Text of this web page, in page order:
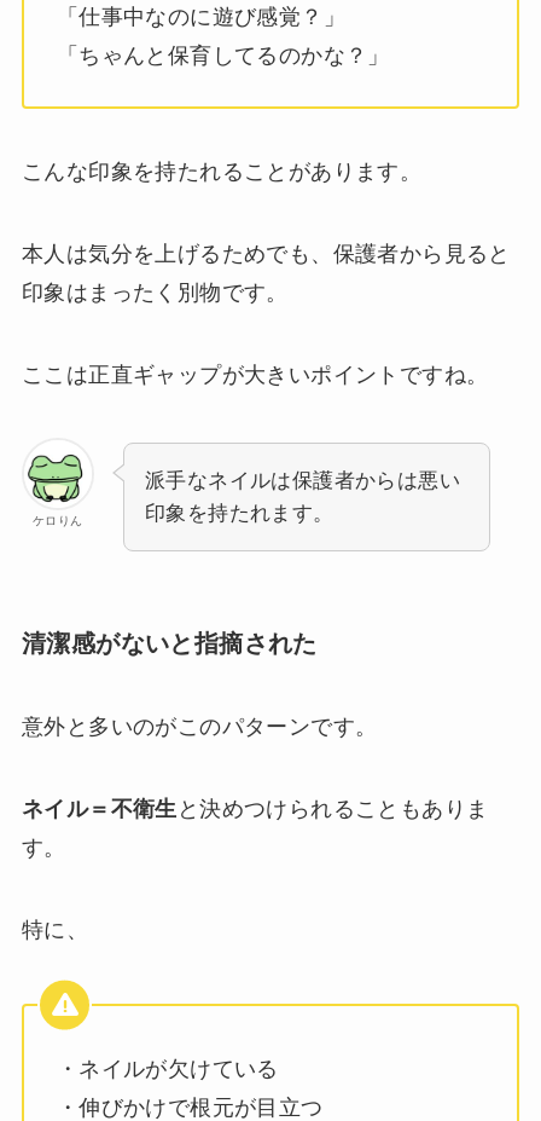
「仕事中なのに遊び感覚？」
「ちゃんと保育してるのかな？」
こんな印象を持たれることがあります。
本人は気分を上げるためでも、保護者から見ると
印象はまったく別物です。
ここは正直ギャップが大きいポイントですね。
ケロりん
派手なネイルは保護者からは悪い
印象を持たれます。
清潔感がないと指摘された
意外と多いのがこのパターンです。
ネイル＝不衛生 と決めつけられることもありま
す。
特に、
・ネイルが欠けている
・伸びかけで根元が目立つ